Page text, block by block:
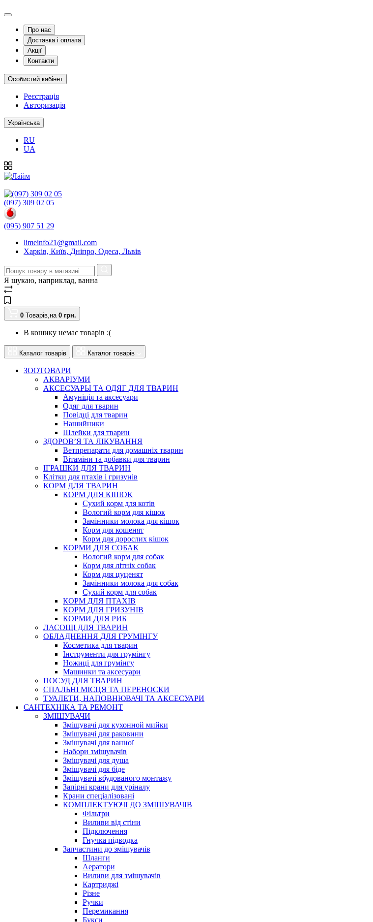
Про нас
Доставка і оплата
Акції
Контакти
Особистий кабінет
Реєстрація
Авторизація
Українська
RU
UA
(097) 309 02 05
(095) 907 51 29
limeinfo21@gmail.com
Харків, Київ, Дніпро, Одеса, Львів
Я шукаю, наприклад, ванна
0 Товарів,на 0 грн.
В кошику немає товарів :(
Каталог товарів Каталог товарів
ЗООТОВАРИ
АКВАРІУМИ
АКСЕСУАРЫ ТА ОДЯГ ДЛЯ ТВАРИН
Амуніція та аксесуари
Одяг для тварин
Повідці для тварин
Нашийники
Шлейки для тварин
ЗДОРОВ’Я ТА ЛІКУВАННЯ
Ветпрепарати для домашніх тварин
Вітаміни та добавки для тварин
ІГРАШКИ ДЛЯ ТВАРИН
Клітки для птахів і гризунів
КОРМ ДЛЯ ТВАРИН
КОРМ ДЛЯ КІШОК
Сухий корм для котів
Вологий корм для кішок
Замінники молока для кішок
Корм для кошенят
Корм для дорослих кішок
КОРМИ ДЛЯ СОБАК
Вологий корм для собак
Корм для літніх собак
Корм для цуценят
Замінники молока для собак
Сухий корм для собак
КОРМ ДЛЯ ПТАХІВ
КОРМ ДЛЯ ГРИЗУНІВ
КОРМИ ДЛЯ РИБ
ЛАСОЩІ ДЛЯ ТВАРИН
ОБЛАДНЕННЯ ДЛЯ ГРУМІНГУ
Косметика для тварин
Інструменти для грумінгу
Ножиці для грумінгу
Машинки та аксесуари
ПОСУД ДЛЯ ТВАРИН
СПАЛЬНІ МІСЦЯ ТА ПЕРЕНОСКИ
ТУАЛЕТИ, НАПОВНЮВАЧІ ТА АКСЕСУАРИ
САНТЕХНІКА ТА РЕМОНТ
ЗМІШУВАЧИ
Змішувачі для кухонной мийки
Змішувачі для раковини
Змішувачі для ванної
Набори змішувачів
Змішувачі для душа
Змішувачі для біде
Змішувачі вбудованого монтажу
Запірні крани для уріналу
Крани спеціалізовані
КОМПЛЕКТУЮЧІ ДО ЗМІШУВАЧІВ
Фільтри
Виливи від стіни
Підключення
Гнучка підводка
Запчастини до змішувачів
Шланги
Аератори
Виливи для змішувачів
Картриджі
Різне
Ручки
Перемикання
Букси